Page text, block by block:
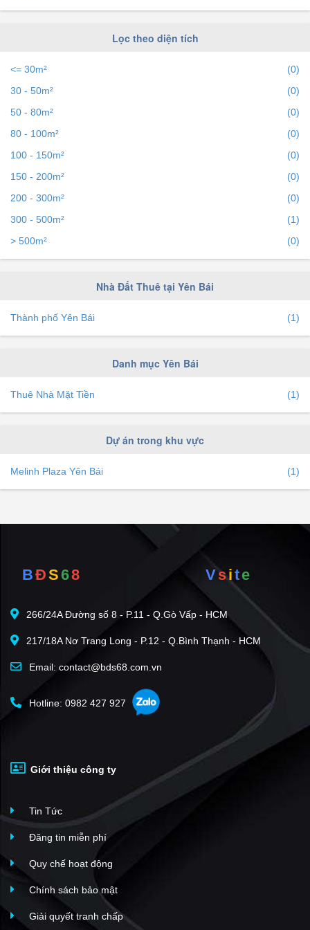
Lọc theo diện tích
<= 30m²
(0)
30 - 50m²
(0)
50 - 80m²
(0)
80 - 100m²
(0)
100 - 150m²
(0)
150 - 200m²
(0)
200 - 300m²
(0)
300 - 500m²
(1)
> 500m²
(0)
Nhà Đất Thuê tại Yên Bái
Thành phố Yên Bái (1)
Danh mục Yên Bái
Thuê Nhà Mặt Tiền (1)
Dự án trong khu vực
Melinh Plaza Yên Bái (1)
BĐS68 Vsite
266/24A Đường số 8 - P.11 - Q.Gò Vấp - HCM
217/18A Nơ Trang Long - P.12 - Q.Bình Thạnh - HCM
Email: contact@bds68.com.vn
Hotline: 0982 427 927
Giới thiệu công ty
Tin Tức
Đăng tin miễn phí
Quy chế hoạt động
Chính sách bảo mật
Giải quyết tranh chấp